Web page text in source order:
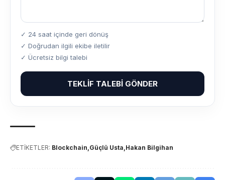
✓ 24 saat içinde geri dönüş
✓ Doğrudan ilgili ekibe iletilir
✓ Ücretsiz bilgi talebi
TEKLIF TALEBI GÖNDER
ETİKETLER: Blockchain Güçlü Usta Hakan Bilgihan